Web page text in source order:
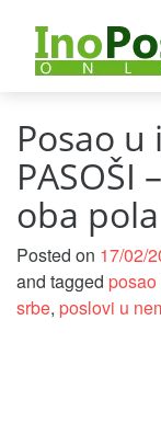
Posao u
PASOŠI
oba pola
Posted on 17/02/
and tagged
srbe, poslovi u